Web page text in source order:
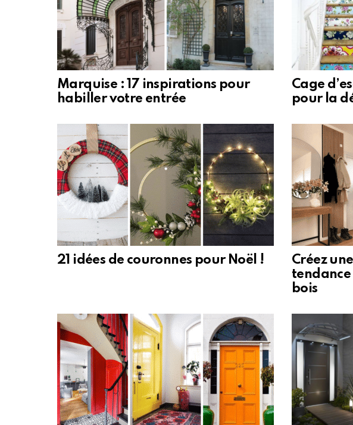
Marquise : 17 inspirations pour
habiller votre entrée
Cage
pour la
21 idées de couronnes pour Noël !
Créez
tendance
bois